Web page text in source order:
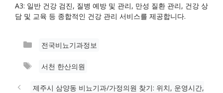
A3: 일반 건강 검진, 질병 예방 및 관리, 만성 질환 관리, 건강 상
담 및 교육 등 종합적인 건강 관리 서비스를 제공합니다.
카
고
전국비뇨기과정보
태
서천 한산의원
제주시 삼양동 비뇨기과/가정의원 찾기: 위치, 운영시간,